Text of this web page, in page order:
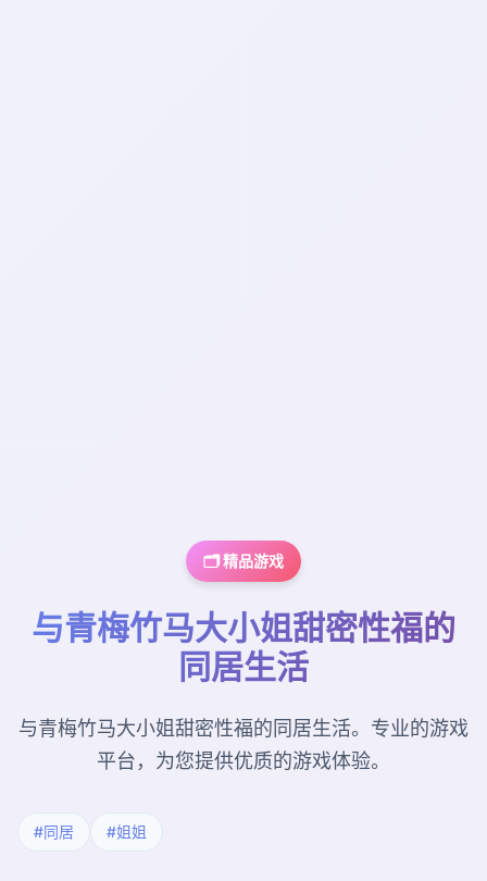
🗂️ 精品游戏
与青梅竹马大小姐甜密性福的
同居生活
与青梅竹马大小姐甜密性福的同居生活。专业的游戏
平台，为您提供优质的游戏体验。
#同居 #姐姐